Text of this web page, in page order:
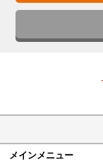
メインメニュー